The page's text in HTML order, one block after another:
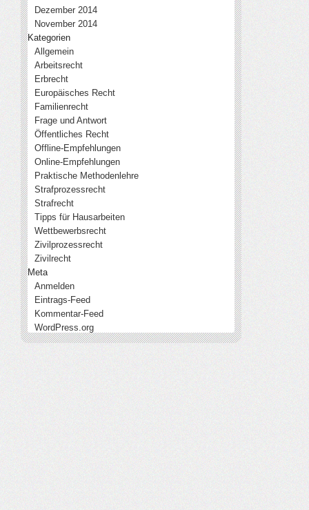
Dezember 2014
November 2014
Kategorien
Allgemein
Arbeitsrecht
Erbrecht
Europäisches Recht
Familienrecht
Frage und Antwort
Öffentliches Recht
Offline-Empfehlungen
Online-Empfehlungen
Praktische Methodenlehre
Strafprozessrecht
Strafrecht
Tipps für Hausarbeiten
Wettbewerbsrecht
Zivilprozessrecht
Zivilrecht
Meta
Anmelden
Eintrags-Feed
Kommentar-Feed
WordPress.org